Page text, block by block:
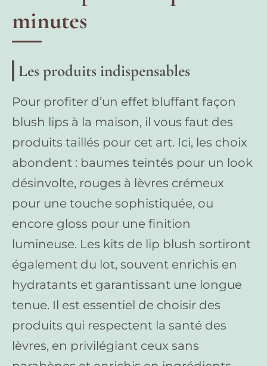
minutes
Les produits indispensables
Pour profiter d’un effet bluffant façon
blush lips à la maison, il vous faut des
produits taillés pour cet art. Ici, les choix
abondent : baumes teintés pour un look
désinvolte, rouges à lèvres crémeux
pour une touche sophistiquée, ou
encore gloss pour une finition
lumineuse. Les kits de lip blush sortiront
également du lot, souvent enrichis en
hydratants et garantissant une longue
tenue. Il est essentiel de choisir des
produits qui respectent la santé des
lèvres, en privilégiant ceux sans